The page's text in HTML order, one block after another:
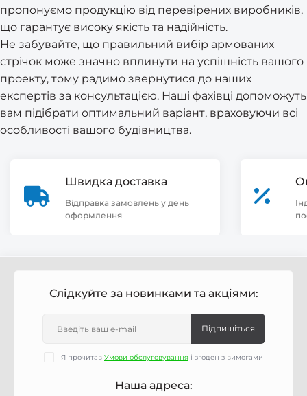
пропонуємо продукцію від перевірених виробників,
що гарантує високу якість та надійність.
Не забувайте, що правильний вибір армованих
стрічок може значно вплинути на успішність вашого
проекту, тому радимо звернутися до наших
експертів за консультацією. Наші фахівці допоможуть
вам підібрати оптимальний варіант, враховуючи всі
особливості вашого будівництва.
Швидка доставка
Відправка замовлень у день
оформлення
Слідкуйте за новинками та акціями:
Підпишіться
Я прочитав Умови обслуговування і згоден з вимогами
Наша адреса: